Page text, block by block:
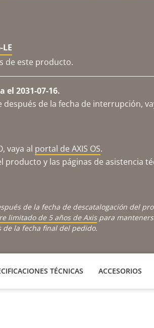
LE
de este producto.
el 2031-07-16.
de la fecha de interrupción,
vaya al portal de AXIS OS.
y las páginas de asistencia
de la fecha de descatalogación del
limitado de 5 años de Axispara
la fecha final del pedido.
TÉCNICAS ACCESORIOS